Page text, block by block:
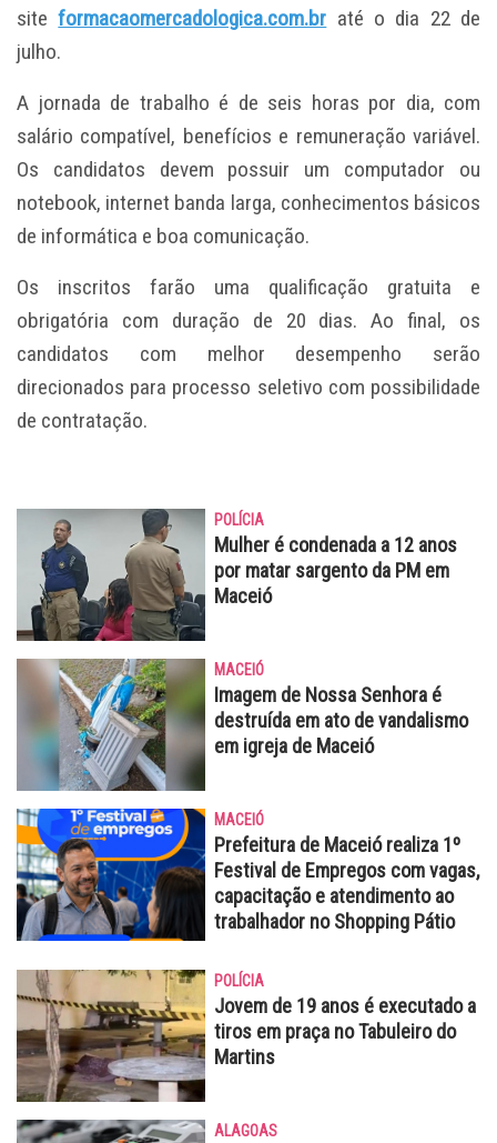
siteformacaomercadologica.com.br até o dia 22 de
julho.
A jornada de trabalho é de seis horas por dia, com
salário compatível, benefícios e remuneração variável.
Os candidatos devem possuir um computador ou
notebook, internet banda larga, conhecimentos básicos
de informática e boa comunicação.
Os inscritos farão uma qualificação gratuita e
obrigatória com duração de 20 dias. Ao final, os
candidatos com melhor desempenho serão
direcionados para processo seletivo com possibilidade
de contratação.
POLÍCIA
Mulher é condenada a 12 anos
por matar sargento da PM em
Maceió
MACEIÓ
Imagem de Nossa Senhora é
destruída em ato de vandalismo
em igreja de Maceió
MACEIÓ
Prefeitura de Maceió realiza 1º
Festival de Empregos com vagas,
capacitação e atendimento ao
trabalhador no Shopping Pátio
POLÍCIA
Jovem de 19 anos é executado a
tiros em praça no Tabuleiro do
Martins
ALAGOAS